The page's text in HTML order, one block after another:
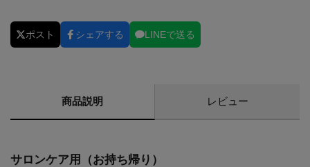
ポスト シェアする LINEで送る
商品説明 レビュー
サロンケア用（お持ち帰り）